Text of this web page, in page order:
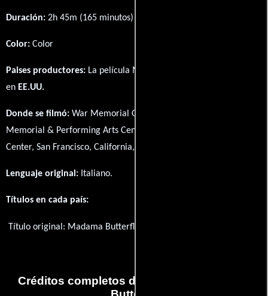
Duración: 2h 45m (165 minutos) .
Color: Color
Paises productores: La película Madama Butterfly fué producida
en EE.UU.
Donde se filmó: War Memorial Opera House, San Francisco War
Memorial & Performing Arts Center - 401 Van Ness Avenue, Civic
Center, San Francisco, California, USA.
Lenguaje original: Italiano.
Títulos en cada país:
Título original: Madama Butterfly
Créditos completos de la película Madama